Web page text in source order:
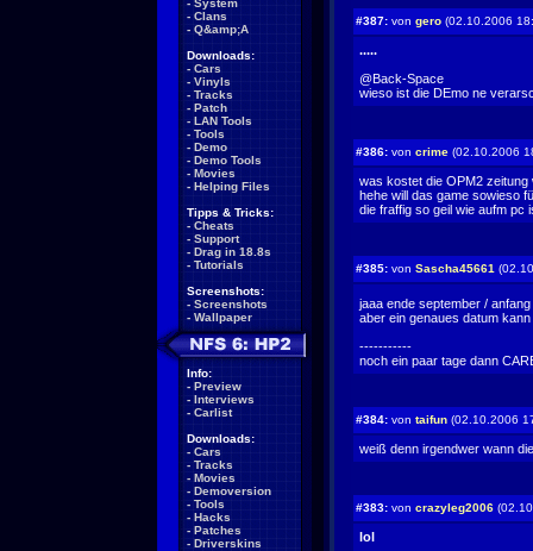
- System
- Clans
- Q&amp;A
Downloads:
- Cars
- Vinyls
- Tracks
- Patch
- LAN Tools
- Tools
- Demo
- Demo Tools
- Movies
- Helping Files
Tipps & Tricks:
- Cheats
- Support
- Drag in 18.8s
- Tutorials
Screenshots:
- Screenshots
- Wallpaper
Info:
- Preview
- Interviews
- Carlist
Downloads:
- Cars
- Tracks
- Movies
- Demoversion
- Tools
- Hacks
- Patches
- Driverskins
#387: von gero (02.10.2006
.....
@Back-Space
wieso ist die DEmo ne
#386: von crime (02.10.2006
was kostet die OPM2 zeitung
hehe will das game sowieso
die fraffig so geil wie aufm pc
#385: von Sascha45661
jaaa ende september /
aber ein genaues datum
-----------
noch ein paar tage dann
#384: von taifun (02.10.2006
weiß denn irgendwer wann
#383: von crazyleg2006
lol